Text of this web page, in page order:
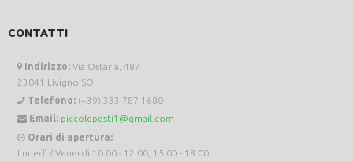
CONTATTI
Indirizzo: Via Ostaria, 487
23041 Livigno SO
Telefono: (+39) 333 787 1680
Email: piccolepesti1@gmail.com
Orari di apertura:
Lunedì / Venerdi 10:00 - 12:00, 15:00 - 18:00